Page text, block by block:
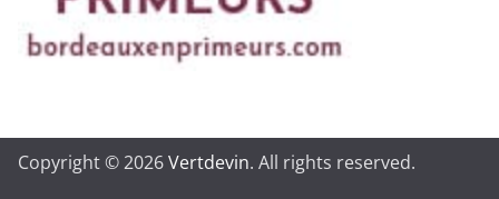
Copyright © 2026Vertdevin. All rights reserved.